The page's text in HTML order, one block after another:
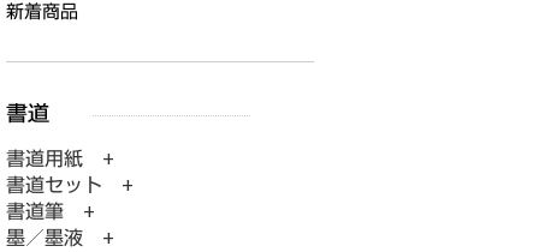
新着商品
書道用紙 +
書道セット +
書道筆 +
墨／墨液 +